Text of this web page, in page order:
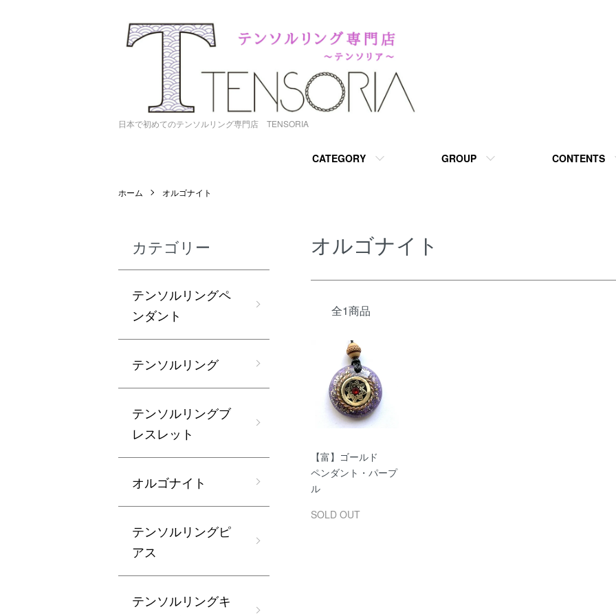
日本で初めてのテンソルリング専門店 TENSORIA
CATEGORY GROUP CONTENTS
ホーム オルゴナイト
オルゴナイト
全1商品
【富】ゴールド
ペンダント・パープ
ル
SOLD OUT
カテゴリー
テンソルリングペ
ンダント
テンソルリング
テンソルリングブ
レスレット
オルゴナイト
テンソルリングピ
アス
テンソルリングキ